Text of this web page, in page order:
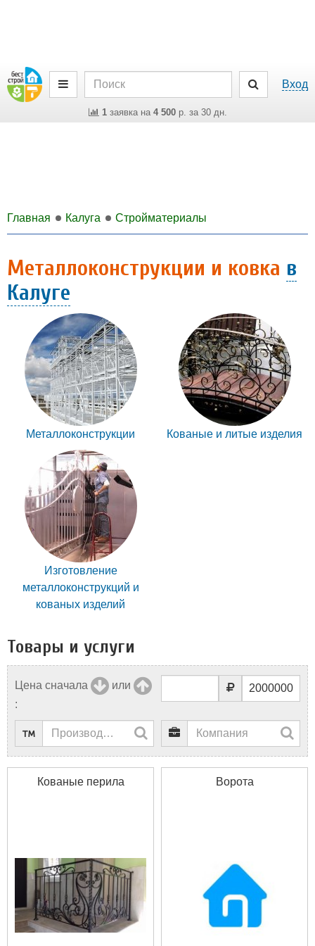
Вход
1заявка на 4 500р. за 30 дн.
Главная Калуга Стройматериалы
Металлоконструкции и ковка в
Калуге
Металлоконструкции Кованые и литые изделия
Изготовление
металлоконструкций и
кованых изделий
Товары и услуги
Цена сначала
или
:
Кованые перила Ворота